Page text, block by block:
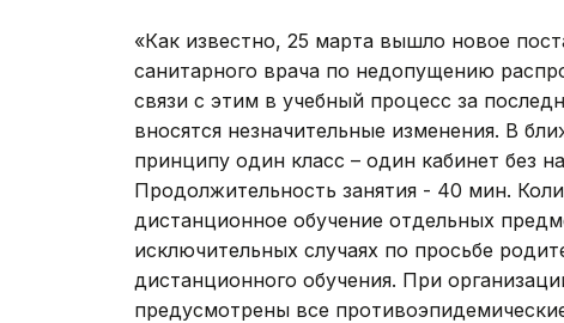
«Как известно, 25 марта вышло новое
санитарного врача по недопущению
связи с этим в учебный процесс за
вносятся незначительные изменения. В
принципу один класс – один кабинет без
Продолжительность занятия - 40 мин.
дистанционное обучение отдельных
исключительных случаях по просьбе
дистанционного обучения. При
предусмотрены все